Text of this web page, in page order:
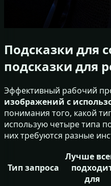
Подсказки для
подсказки для
Эффективный рабочий
изображений с
понимания того, какой
использую четыре типа
них требуются разные
Тип запроса
Лучше
для